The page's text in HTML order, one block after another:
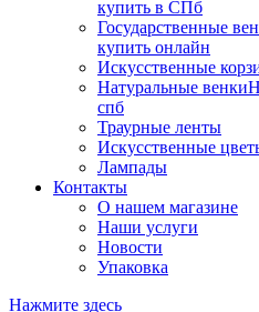
купить в СПб
Государственные
купить онлайн
Искусственные
Натуральные венки
спб
Траурные ленты
Искусственные
Лампады
Контакты
О нашем магазине
Наши услуги
Новости
Упаковка
Нажмите здесь